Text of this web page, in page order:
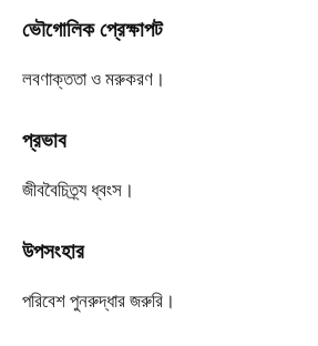
ভৌগোলিক প্রেক্ষাপট
লবণাক্ততা ও মরুকরণ।
প্রভাব
জীববৈচিত্র্য ধ্বংস।
উপসংহার
পরিবেশ পুনরুদ্ধার জরুরি।